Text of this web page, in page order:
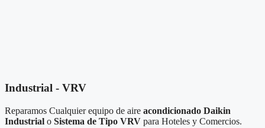
Industrial - VRV
Reparamos Cualquier equipo de aire acondicionado Daikin
Industrial o Sistema de Tipo VRV para Hoteles y Comercios.